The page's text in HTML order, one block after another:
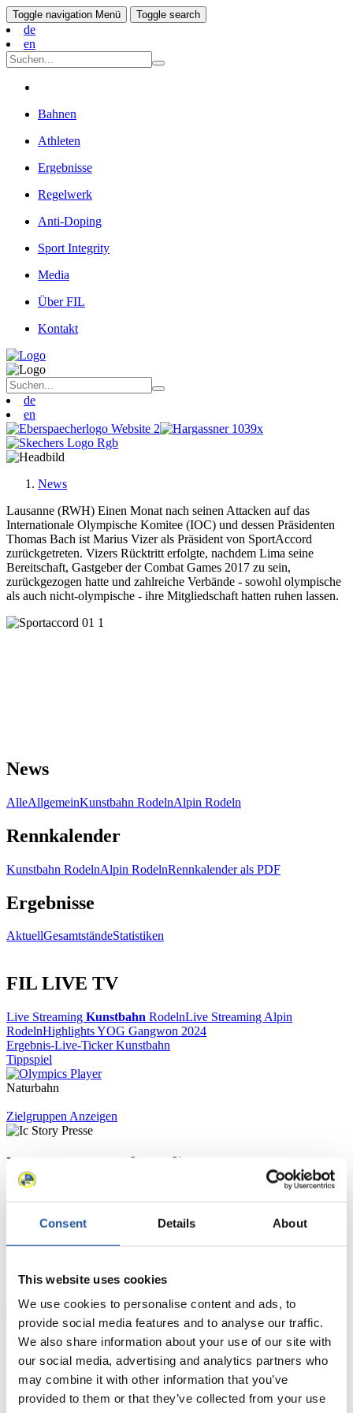
Consent Details About
This website uses cookies
We use cookies to personalise content and ads, to
provide social media features and to analyse our traffic.
We also share information about your use of our site with
our social media, advertising and analytics partners who
may combine it with other information that you’ve
provided to them or that they’ve collected from your use
Toggle navigation Menü Toggle search
de
en
Bahnen
Athleten
Ergebnisse
Regelwerk
Anti-Doping
Sport Integrity
Media
Über FIL
Kontakt
de
en
News
Lausanne (RWH) Einen Monat nach seinen Attacken auf das
Internationale Olympische Komitee (IOC) und dessen Präsidenten
Thomas Bach ist Marius Vizer als Präsident von SportAccord
zurückgetreten. Vizers Rücktritt erfolgte, nachdem Lima seine
Bereitschaft, Gastgeber der Combat Games 2017 zu sein,
zurückgezogen hatte und zahlreiche Verbände - sowohl olympische
als auch nicht-olympische - ihre Mitgliedschaft hatten ruhen lassen.
News
AlleAllgemeinKunstbahn RodelnAlpin Rodeln
Rennkalender
Kunstbahn RodelnAlpin RodelnRennkalender als PDF
Ergebnisse
AktuellGesamtständeStatistiken
FIL LIVE TV
Live Streaming Kunstbahn RodelnLive Streaming Alpin
RodelnHighlights YOG Gangwon 2024
Ergebnis-Live-Ticker Kunstbahn
Tippspiel
Naturbahn
Zielgruppen Anzeigen
Für Presse- und Medienvertreter
Wettkämpfen. Außerdem können Sie Ihre Medienakkreditierung
>> Weiter
Für Nationale Verbände
Hier können Sie sich über allgemeine Neuigkeiten informieren, das
aktuelle Regelwerk sowie Richtlinien zu Wettkämpfen, Anti-Doping
und Fairplay nachlesen, auf Athletenbiographien zugreifen,